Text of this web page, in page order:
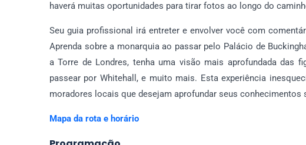
haverá muitas oportunidades para tirar fotos ao longo do
Seu guia profissional irá entreter e envolver você com
Aprenda sobre a monarquia ao passar pelo Palácio de
a Torre de Londres, tenha uma visão mais aprofundada das
passear por Whitehall, e muito mais. Esta experiência
moradores locais que desejam aprofundar seus conhecimentos
Mapa da rota e horário